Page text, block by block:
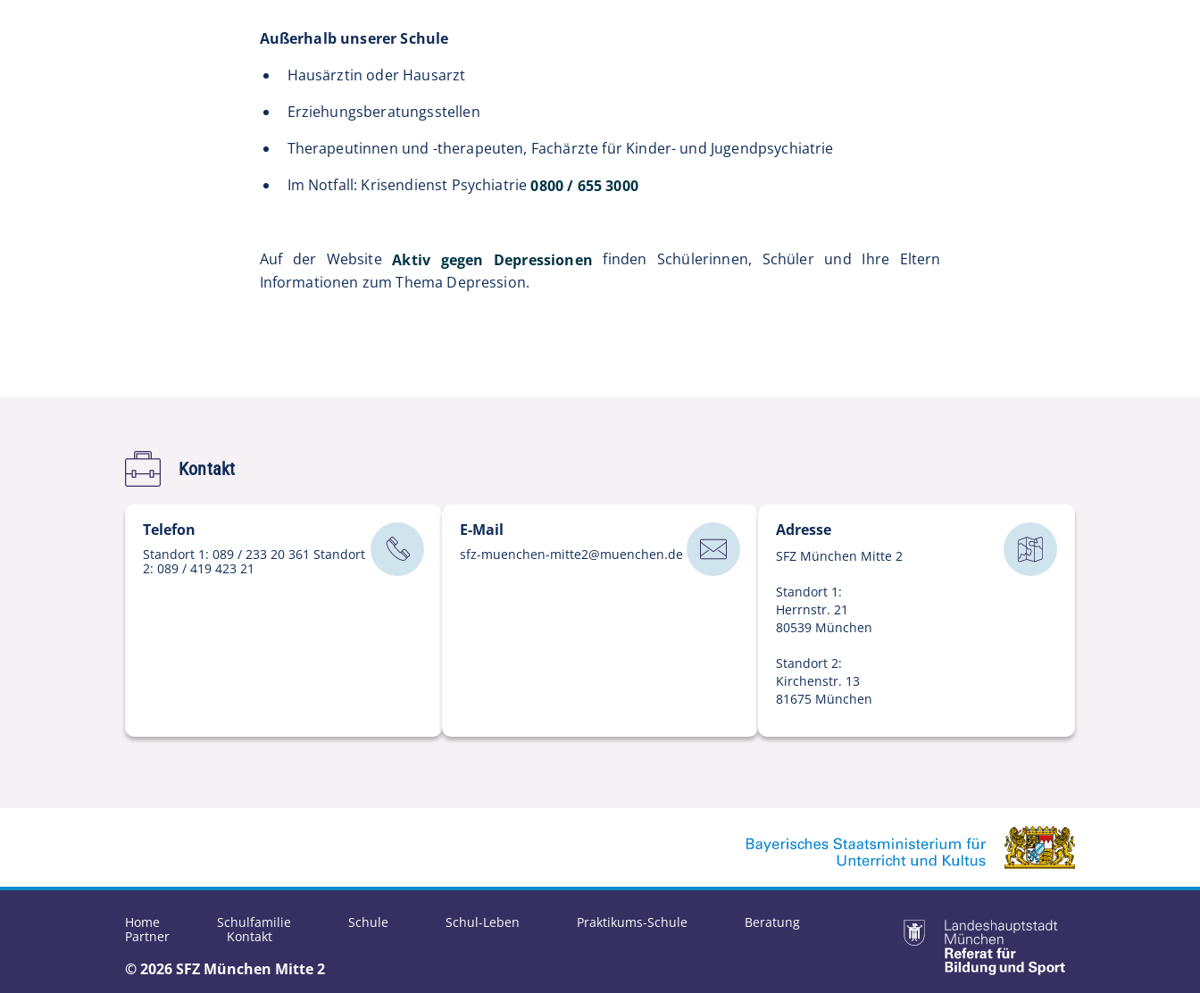
Außerhalb unserer Schule
Hausärztin oder Hausarzt
Erziehungsberatungsstellen
Therapeutinnen und -therapeuten, Fachärzte für Kinder- und Jugendpsychiatrie
Im Notfall: Krisendienst Psychiatrie0800 / 655 3000
Auf der WebsiteAktiv gegen Depressionen finden Schülerinnen, Schüler und Ihre Eltern
Informationen zum Thema Depression.
Kontakt
Telefon
Standort 1: 089 / 233 20 361 Standort
2: 089 / 419 423 21
E-Mail
sfz-muenchen-mitte2@muenchen.de
Adresse
SFZ München Mitte 2
Standort 1:
Herrnstr. 21
80539 München
Standort 2:
Kirchenstr. 13
81675 München
Home Schulfamilie Schule Schul-Leben Praktikums-Schule
Beratung
Partner
Kontakt
© 2026 SFZ München Mitte 2